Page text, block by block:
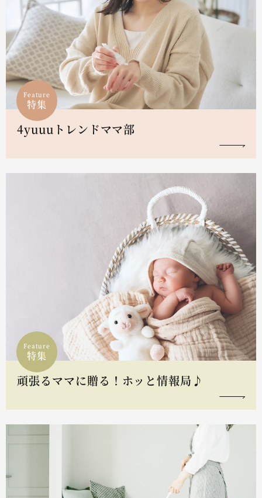
Feature
特集
4yuuuトレンドママ部
Feature
特集
頑張るママに贈る！ホッと情報局♪